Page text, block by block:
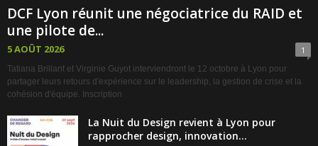
DCF Lyon réunit une négociatrice du RAID et
une pilote de...
5 AOÛT 2026 1
Tatiana Brillant et Virginie Guyot interviendront le 12 octobre à Lyon pour
partager leurs retours d'expérience sur le leadership, la gestion de crise et la
cohésion d'équipe. Inscription
La Nuit du Design revient à Lyon pour
rapprocher design, innovation...